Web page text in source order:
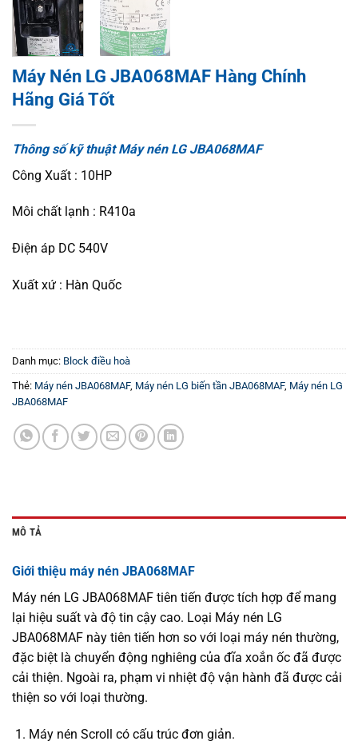
Máy Nén LG JBA068MAF Hàng Chính
Hãng Giá Tốt
Thông số kỹ thuật Máy nén LG JBA068MAF
Công Xuất : 10HP
Môi chất lạnh : R410a
Điện áp DC 540V
Xuất xứ : Hàn Quốc
Danh mục: Block điều hoà
Thẻ: Máy nén JBA068MAF, Máy nén LG biến tần JBA068MAF, Máy nén LG
JBA068MAF
MÔ TẢ
Giới thiệu máy nén JBA068MAF
Máy nén LG JBA068MAF tiên tiến được tích hợp để mang
lại hiệu suất và độ tin cậy cao. Loại Máy nén LG
JBA068MAF này tiên tiến hơn so với loại máy nén thường,
đặc biệt là chuyển động nghiêng của đĩa xoắn ốc đã được
cải thiện. Ngoài ra, phạm vi nhiệt độ vận hành đã được cải
thiện so với loại thường.
Máy nén Scroll có cấu trúc đơn giản.